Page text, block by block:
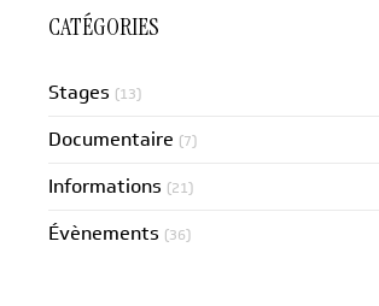
CATÉGORIES
Stages (13)
Documentaire (7)
Informations (21)
Évènements (36)